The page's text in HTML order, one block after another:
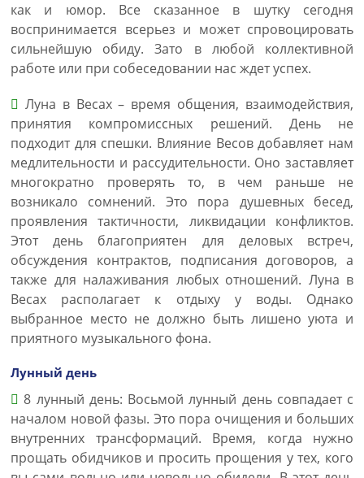
как и юмор. Все сказанное в шутку сегодня
воспринимается всерьез и может спровоцировать
сильнейшую обиду. Зато в любой коллективной
работе или при собеседовании нас ждет успех.
Луна в Весах – время общения, взаимодействия,
принятия компромиссных решений. День не
подходит для спешки. Влияние Весов добавляет нам
медлительности и рассудительности. Оно заставляет
многократно проверять то, в чем раньше не
возникало сомнений. Это пора душевных бесед,
проявления тактичности, ликвидации конфликтов.
Этот день благоприятен для деловых встреч,
обсуждения контрактов, подписания договоров, а
также для налаживания любых отношений. Луна в
Весах располагает к отдыху у воды. Однако
выбранное место не должно быть лишено уюта и
приятного музыкального фона.
Лунный день
8 лунный день: Восьмой лунный день совпадает с
началом новой фазы. Это пора очищения и больших
внутренних трансформаций. Время, когда нужно
прощать обидчиков и просить прощения у тех, кого